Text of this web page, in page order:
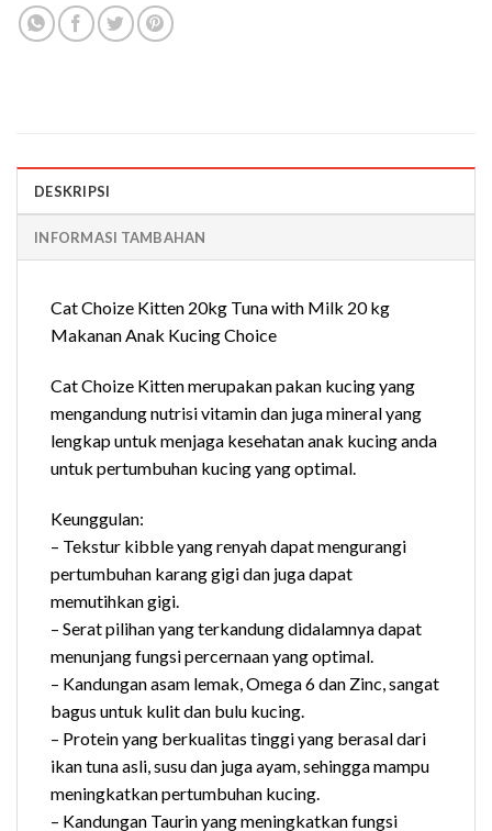
DESKRIPSI
INFORMASI TAMBAHAN
Cat Choize Kitten 20kg Tuna with Milk 20 kg
Makanan Anak Kucing Choice
Cat Choize Kitten merupakan pakan kucing yang
mengandung nutrisi vitamin dan juga mineral yang
lengkap untuk menjaga kesehatan anak kucing anda
untuk pertumbuhan kucing yang optimal.
Keunggulan:
– Tekstur kibble yang renyah dapat mengurangi
pertumbuhan karang gigi dan juga dapat
memutihkan gigi.
– Serat pilihan yang terkandung didalamnya dapat
menunjang fungsi percernaan yang optimal.
– Kandungan asam lemak, Omega 6 dan Zinc, sangat
bagus untuk kulit dan bulu kucing.
– Protein yang berkualitas tinggi yang berasal dari
ikan tuna asli, susu dan juga ayam, sehingga mampu
meningkatkan pertumbuhan kucing.
– Kandungan Taurin yang meningkatkan fungsi